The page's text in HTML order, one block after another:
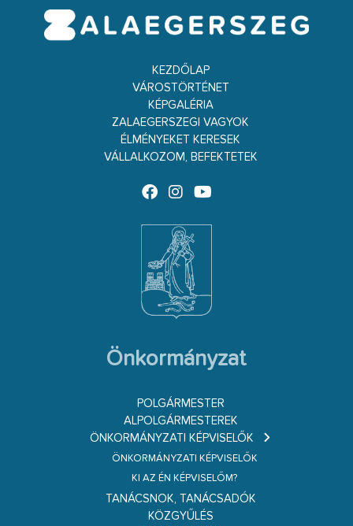
KEZDŐLAP
VÁROSTÖRTÉNET
KÉPGALÉRIA
ZALAEGERSZEGI VAGYOK
ÉLMÉNYEKET KERESEK
VÁLLALKOZOM, BEFEKTETEK
Önkormányzat
POLGÁRMESTER
ALPOLGÁRMESTEREK
ÖNKORMÁNYZATI KÉPVISELŐK
ÖNKORMÁNYZATI KÉPVISELŐK
KI AZ ÉN KÉPVISELŐM?
TANÁCSNOK, TANÁCSADÓK
KÖZGYŰLÉS